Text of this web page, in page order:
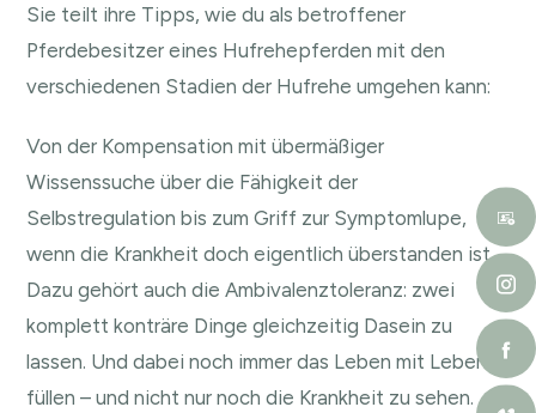
Sie teilt ihre Tipps, wie du als betroffener
Pferdebesitzer eines Hufrehepferden mit den
verschiedenen Stadien der Hufrehe umgehen kann:
Von der Kompensation mit übermäßiger
Wissenssuche über die Fähigkeit der
Selbstregulation bis zum Griff zur Symptomlupe,
wenn die Krankheit doch eigentlich überstanden ist.
Dazu gehört auch die Ambivalenztoleranz: zwei
komplett konträre Dinge gleichzeitig Dasein zu
lassen. Und dabei noch immer das Leben mit Leben
füllen – und nicht nur noch die Krankheit zu sehen.